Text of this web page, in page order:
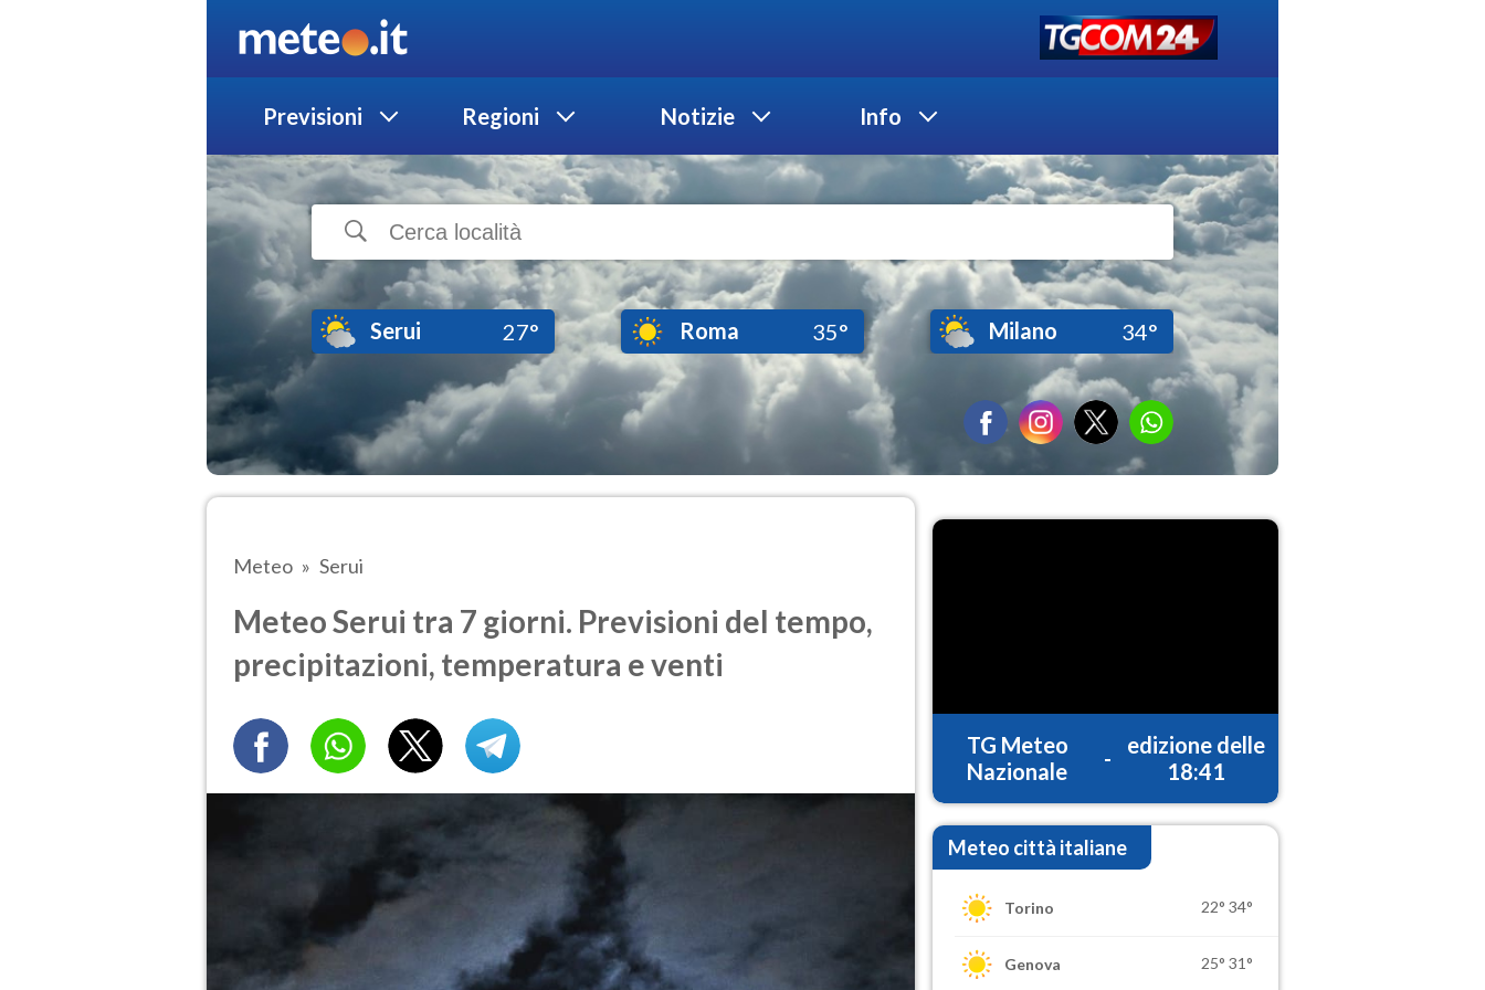
Previsioni Regioni Notizie Info
Serui 27° Roma 35° Milano 34°
Meteo Serui
Meteo Serui tra 7 giorni. Previsioni del tempo,
precipitazioni, temperatura e venti
TG Meteo
Nazionale
-
edizione delle
18:41
Meteo città italiane
Torino 22° 34°
Genova 25° 31°